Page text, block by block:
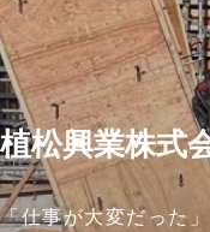
植松興業株式
「仕事が大変だった